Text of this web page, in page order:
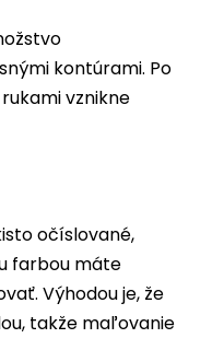
kontúrami. Po
vznikne
očíslované,
farbou máte
Výhodou je, že
takže maľovanie